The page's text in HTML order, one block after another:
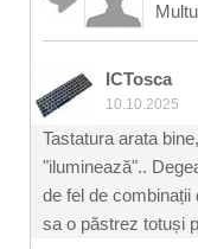
ICTosca
10.10.2025
Tastatura arata
"iluminează"..
de fel de combinații
sa o păstrez totuși